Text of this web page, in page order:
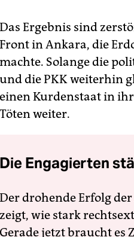
Das Ergebnis sind
Front in Ankara, die
machte. Solange die
und die PKK weiterhin
einen Kurdenstaat in
Töten weiter.
Die Engagierten
Der drohende Erfolg
zeigt, wie stark
Gerade jetzt braucht